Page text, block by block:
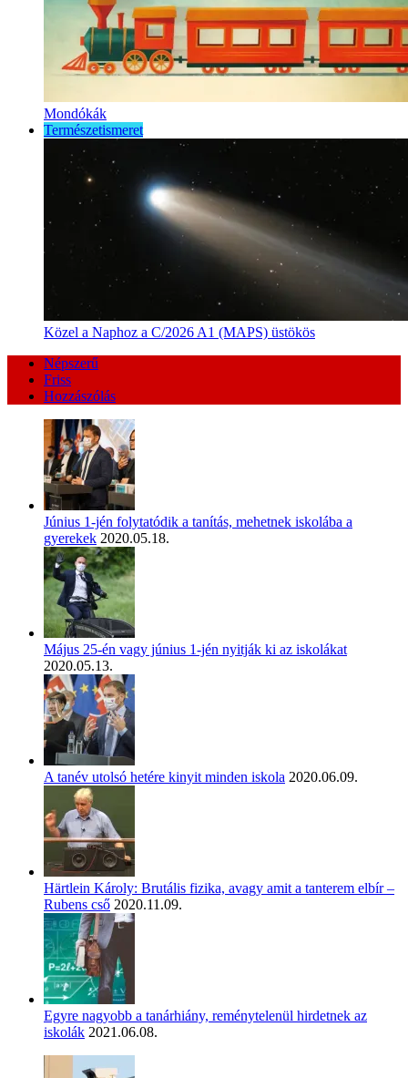
Mondókák
Természetismeret
Közel a Naphoz a C/2026 A1 (MAPS) üstökös
Népszerű
Friss
Hozzászólás
Június 1-jén folytatódik a tanítás, mehetnek iskolába a
gyerekek 2020.05.18.
Május 25-én vagy június 1-jén nyitják ki az iskolákat
2020.05.13.
A tanév utolsó hetére kinyit minden iskola 2020.06.09.
Härtlein Károly: Brutális fizika, avagy amit a tanterem elbír –
Rubens cső 2020.11.09.
Egyre nagyobb a tanárhiány, reménytelenül hirdetnek az
iskolák 2021.06.08.